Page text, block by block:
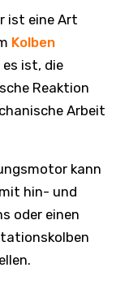
ist eine Art
Kolben
ist, die
Reaktion
Arbeit
kann
hin- und
oder einen